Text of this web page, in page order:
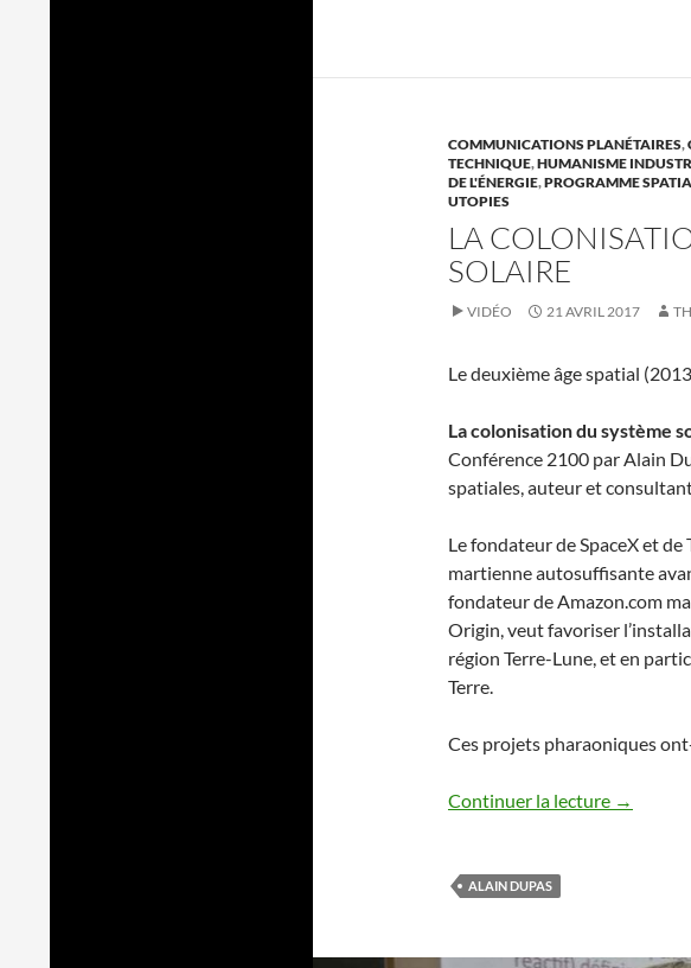
COMMUNICATIONS PLANÉTAIRES,
TECHNIQUE,HUMANISME
DE L'ÉNERGIE,PROGRAMME
UTOPIES
LA
SOLAIRE
VIDÉO 21 AVRIL 2017
Le deuxième âge spatial
La colonisation du système
Conférence 2100 par Alain
spatiales, auteur et
Le fondateur de SpaceX et
martienne autosuffisante
fondateur de Amazon.com
Origin, veut favoriser
région Terre-Lune, et en
Terre.
Ces projets pharaoniques
Continuer la lecture →
ALAIN DUPAS